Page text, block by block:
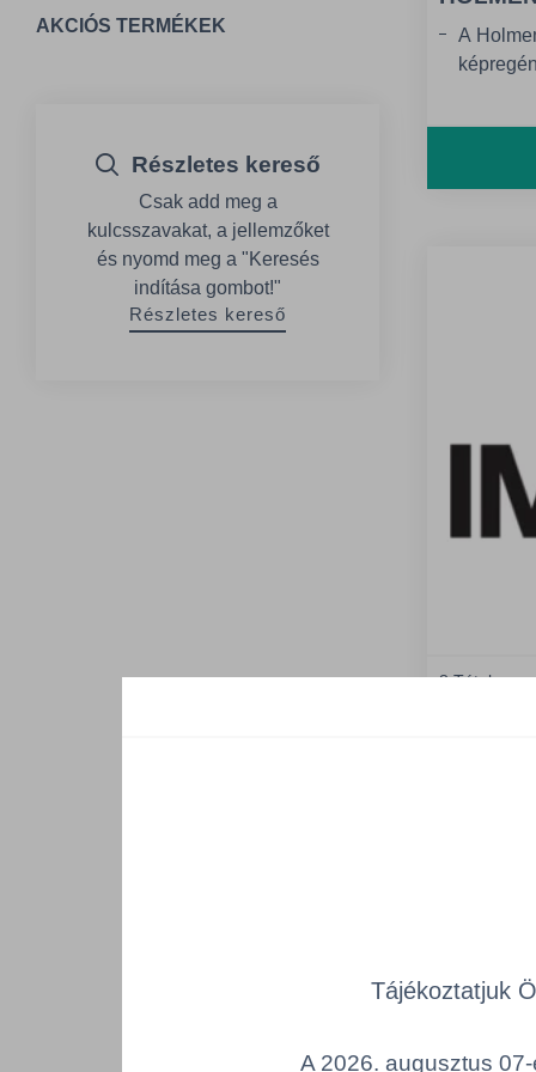
AKCIÓS TERMÉKEK
Részletes kereső
Csak add meg a
kulcsszavakat, a jellemzőket
és nyomd meg a "Keresés
indítása gombot!"
Részletes kereső
A
8 Tétel
Tájékoztatjuk
A 2026. augusztus